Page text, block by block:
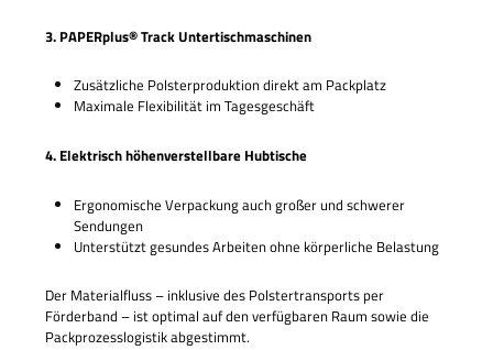
3. PAPERplus® Track Untertischmaschinen
Zusätzliche Polsterproduktion direkt am Packplatz
Maximale Flexibilität im Tagesgeschäft
4. Elektrisch höhenverstellbare Hubtische
Ergonomische Verpackung auch großer und schwerer
Sendungen
Unterstützt gesundes Arbeiten ohne körperliche Belastung
Der Materialfluss – inklusive des Polstertransports per
Förderband – ist optimal auf den verfügbaren Raum sowie die
Packprozesslogistik abgestimmt.